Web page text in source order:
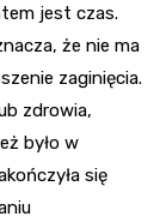
jest czas.
że nie ma
zaginięcia.
zdrowia,
było w
się